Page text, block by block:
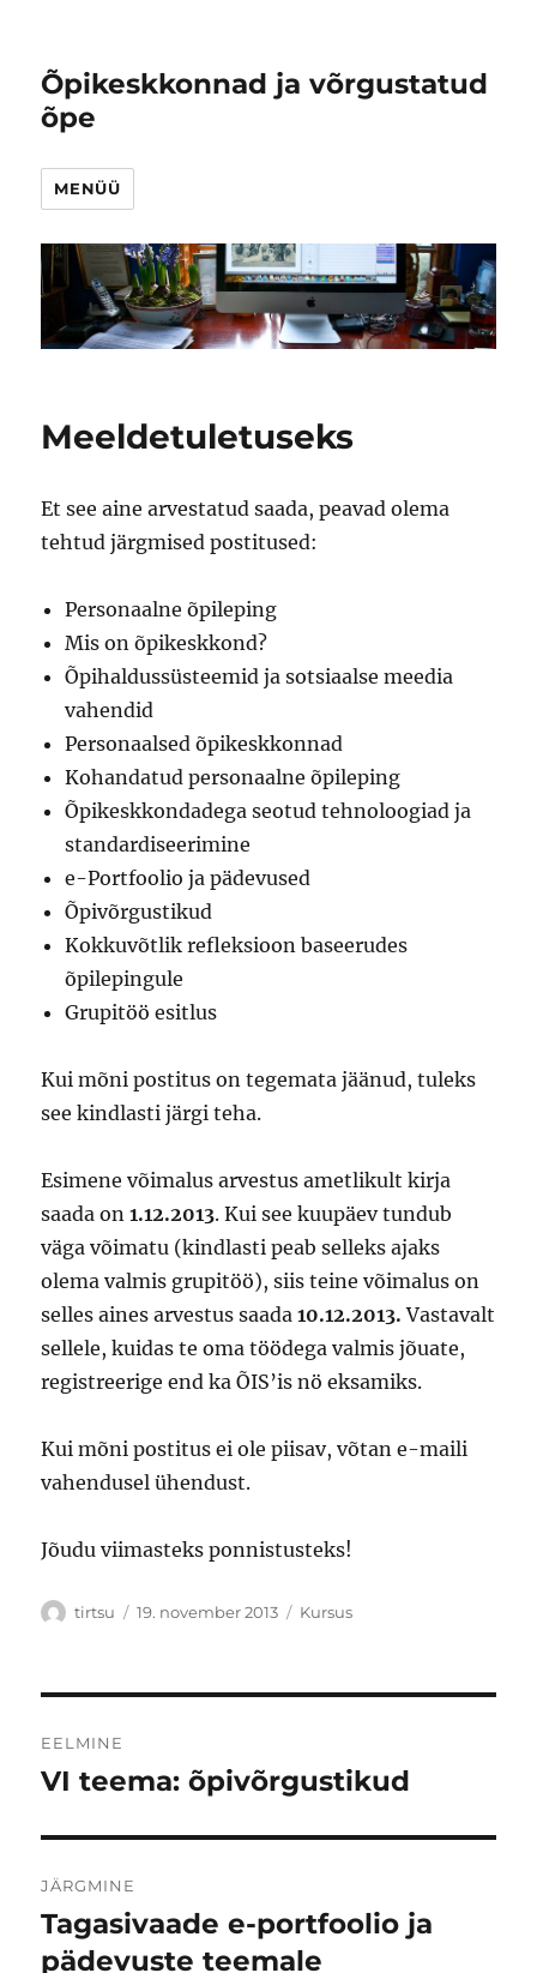
Õpikeskkonnad ja võrgustatud
õpe
MENÜÜ
Meeldetuletuseks
Et see aine arvestatud saada, peavad olema
tehtud järgmised postitused:
Personaalne õpileping
Mis on õpikeskkond?
Õpihaldussüsteemid ja sotsiaalse meedia
vahendid
Personaalsed õpikeskkonnad
Kohandatud personaalne õpileping
Õpikeskkondadega seotud tehnoloogiad ja
standardiseerimine
e-Portfoolio ja pädevused
Õpivõrgustikud
Kokkuvõtlik refleksioon baseerudes
õpilepingule
Grupitöö esitlus
Kui mõni postitus on tegemata jäänud, tuleks
see kindlasti järgi teha.
Esimene võimalus arvestus ametlikult kirja
saada on1.12.2013. Kui see kuupäev tundub
väga võimatu (kindlasti peab selleks ajaks
olema valmis grupitöö), siis teine võimalus on
selles aines arvestus saada10.12.2013.Vastavalt
sellele, kuidas te oma töödega valmis jõuate,
registreerige end ka ÕIS’is nö eksamiks.
Kui mõni postitus ei ole piisav, võtan e-maili
vahendusel ühendust.
Jõudu viimasteks ponnistusteks!
Autor
tirtsu Postitatud
19. november 2013 Rubriigid
Kursus
EELMINE
Eelmine
VI teema: õpivõrgustikud
JÄRGMINE
Järgmine
postitus:
Tagasivaade e-portfoolio ja
pädevuste teemale